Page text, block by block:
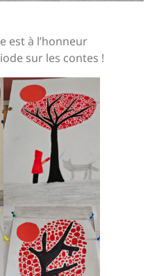
est à l’honneur
sur les contes !